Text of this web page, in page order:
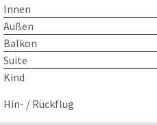
Innen
Außen
Balkon
Suite
Kind
Hin- / Rückflug